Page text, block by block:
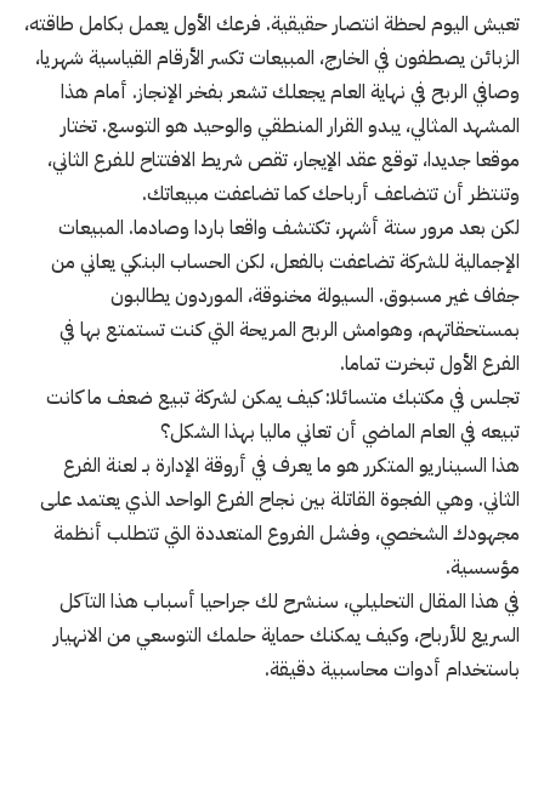
تعيش اليوم لحظة انتصار حقيقية. فرعك الأول يعمل بكامل طاقته،
الزبائن يصطفون في الخارج، المبيعات تكسر الأرقام القياسية شهريا،
وصافي الربح في نهاية العام يجعلك تشعر بفخر الإنجاز. أمام هذا
المشهد المثالي، يبدو القرار المنطقي والوحيد هو التوسع. تختار
موقعا جديدا، توقع عقد الإيجار، تقص شريط الافتتاح للفرع الثاني،
وتنتظر أن تتضاعف أرباحك كما تضاعفت مبيعاتك.
لكن بعد مرور ستة أشهر، تكتشف واقعا باردا وصادما. المبيعات
الإجمالية للشركة تضاعفت بالفعل، لكن الحساب البنكي يعاني من
جفاف غير مسبوق. السيولة مخنوقة، الموردون يطالبون
بمستحقاتهم، وهوامش الربح المريحة التي كنت تستمتع بها في
الفرع الأول تبخرت تماما.
تجلس في مكتبك متسائلا: كيف يمكن لشركة تبيع ضعف ما كانت
تبيعه في العام الماضي أن تعاني ماليا بهذا الشكل؟
هذا السيناريو المتكرر هو ما يعرف في أروقة الإدارة بـ لعنة الفرع
الثاني. وهي الفجوة القاتلة بين نجاح الفرع الواحد الذي يعتمد على
مجهودك الشخصي، وفشل الفروع المتعددة التي تتطلب أنظمة
مؤسسية.
في هذا المقال التحليلي، سنشرح لك جراحيا أسباب هذا التآكل
السريع للأرباح، وكيف يمكنك حماية حلمك التوسعي من الانهيار
باستخدام أدوات محاسبية دقيقة.